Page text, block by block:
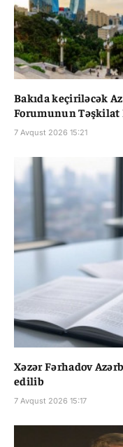
Bakıda keçiriləcək
Forumunun Təşkilat
7 Avqust 2026 15:21
Xəzər Fərhadov
edilib
7 Avqust 2026 15:17